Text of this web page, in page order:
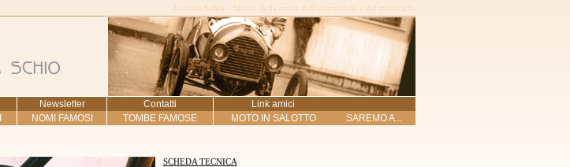
Ausonia Schio - Museo della storia dell'automobile e del motociclo
Newsletter Contatti
Link amici
NOMI FAMOSI TOMBE FAMOSE MOTO IN SALOTTO SAREMO A...
SCHEDA TECNICA